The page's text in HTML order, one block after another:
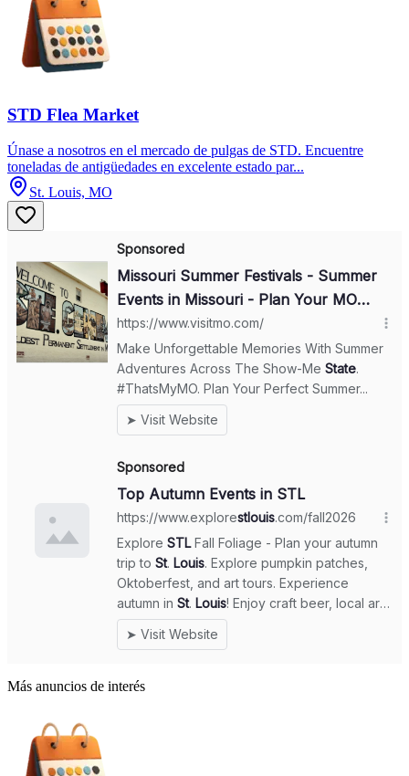
STD Flea Market
Únase a nosotros en el mercado de pulgas de STD. Encuentre
toneladas de antigüedades en excelente estado par...
St. Louis, MO
Más anuncios de interés